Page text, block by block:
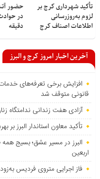
تأکید شهرداری کرج بر
لزوم به‌روزرسانی
اطلاعات اصناف کرج
حضور
دقیقه
آخرین اخبار امروز کرج و البرز
افزایش برخی تعرفه‌های
قانونی متوقف شد
آزادی هفت زندانی ندامتگاه
تأکید معاون استاندار البرز
البرز در مسیر عشق؛ بسیج
اربعین
فاز اجرایی متروی فردیس